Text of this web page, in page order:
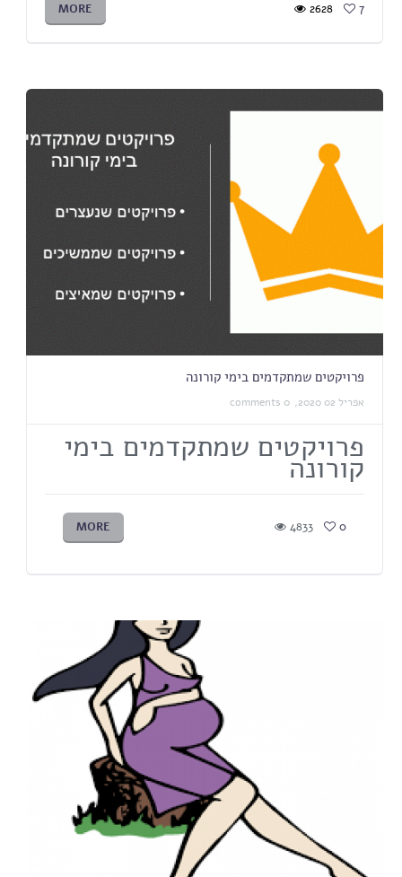
MORE 2628 7
פרויקטים שמתקדמים בימי קורונה
אפריל 02 2020, 0 comments
פרויקטים שמתקדמים בימי
קורונה
MORE 4833 0